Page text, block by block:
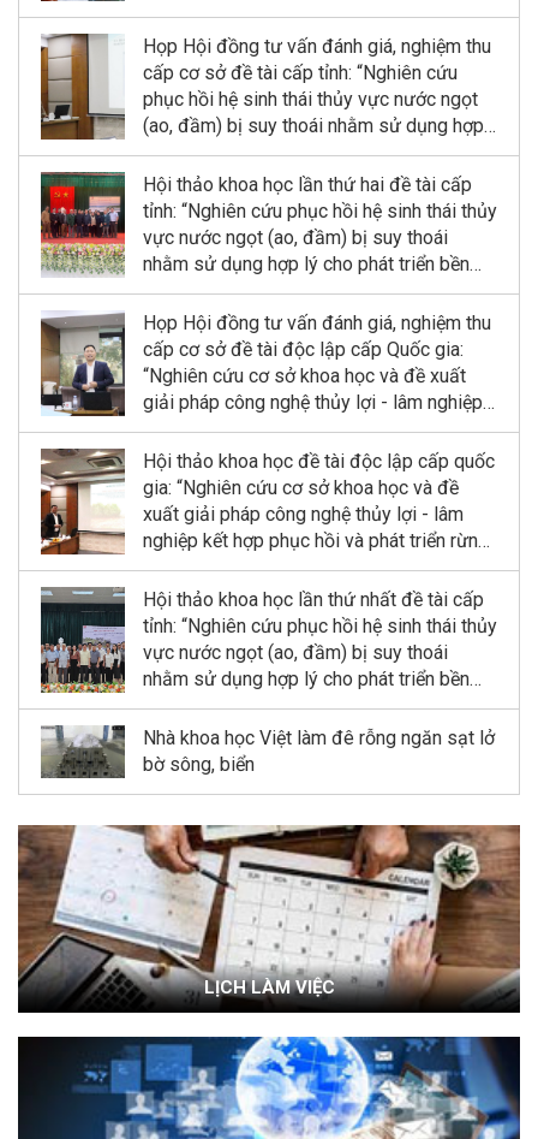
triển bền vững kinh tế quy mô nhỏ tỉnh Ninh
Bình”
Họp Hội đồng tư vấn đánh giá, nghiệm thu
cấp cơ sở đề tài cấp tỉnh: “Nghiên cứu
phục hồi hệ sinh thái thủy vực nước ngọt
(ao, đầm) bị suy thoái nhằm sử dụng hợp
lý cho phát triển bền vững kinh tế quy mô
nhỏ tỉnh Ninh Bình”
Hội thảo khoa học lần thứ hai đề tài cấp
tỉnh: “Nghiên cứu phục hồi hệ sinh thái thủy
vực nước ngọt (ao, đầm) bị suy thoái
nhằm sử dụng hợp lý cho phát triển bền
vững kinh tế quy mô nhỏ tỉnh Ninh Bình”
Họp Hội đồng tư vấn đánh giá, nghiệm thu
cấp cơ sở đề tài độc lập cấp Quốc gia:
“Nghiên cứu cơ sở khoa học và đề xuất
giải pháp công nghệ thủy lợi - lâm nghiệp
kết hợp phục hồi và phát triển rừng ngập
mặn tại Khu dự trữ sinh quyển sông Hồng”
Hội thảo khoa học đề tài độc lập cấp quốc
gia: “Nghiên cứu cơ sở khoa học và đề
xuất giải pháp công nghệ thủy lợi - lâm
nghiệp kết hợp phục hồi và phát triển rừng
ngập mặn tại Khu dự trữ sinh quyển sông
Hồng”
Hội thảo khoa học lần thứ nhất đề tài cấp
tỉnh: “Nghiên cứu phục hồi hệ sinh thái thủy
vực nước ngọt (ao, đầm) bị suy thoái
nhằm sử dụng hợp lý cho phát triển bền
vững kinh tế quy mô nhỏ tỉnh Ninh Bình”
Nhà khoa học Việt làm đê rỗng ngăn sạt lở
bờ sông, biển
LỊCH LÀM VIỆC